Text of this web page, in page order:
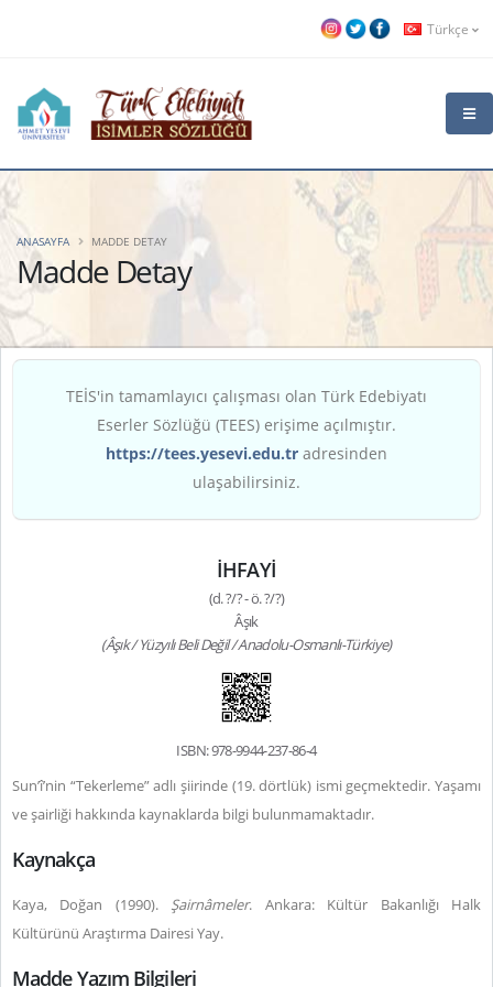
Türkçe
Madde Detay
ANASAYFA MADDE DETAY
TEİS'in tamamlayıcı çalışması olan Türk Edebiyatı
Eserler Sözlüğü (TEES) erişime açılmıştır.
https://tees.yesevi.edu.tr adresinden
ulaşabilirsiniz.
İHFAYİ
(d. ?/? - ö. ?/?)
Âşık
(Âşık / Yüzyılı Beli Değil / Anadolu-Osmanlı-Türkiye)
ISBN: 978-9944-237-86-4
Sun’î’nin “Tekerleme” adlı şiirinde (19. dörtlük) ismi geçmektedir. Yaşamı
ve şairliği hakkında kaynaklarda bilgi bulunmamaktadır.
Kaynakça
Kaya, Doğan (1990). Şairnâmeler. Ankara: Kültür Bakanlığı Halk
Kültürünü Araştırma Dairesi Yay.
Madde Yazım Bilgileri